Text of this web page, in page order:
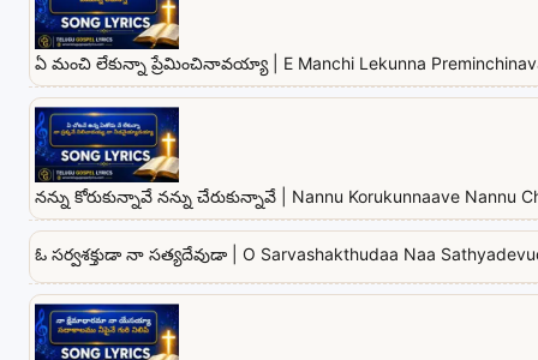
ఏ మంచి లేకున్నా ప్రేమించినావయ్యా | E Manchi Lekunna
నన్ను కోరుకున్నావే నన్ను చేరుకున్నావే | Nannu Korukunnaave Nannu
ఓ సర్వశక్తుడా నా సత్యదేవుడా | O Sarvashakthudaa Naa